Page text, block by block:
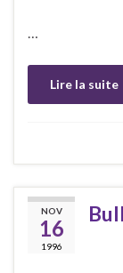
…
Lire la suite
NOV
16
1996